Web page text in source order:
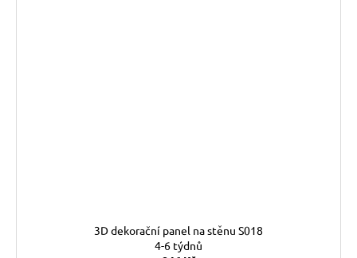
3D dekorační panel na stěnu S018
4-6 týdnů